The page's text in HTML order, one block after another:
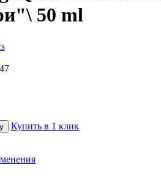
50 ml
Купить в 1 клик